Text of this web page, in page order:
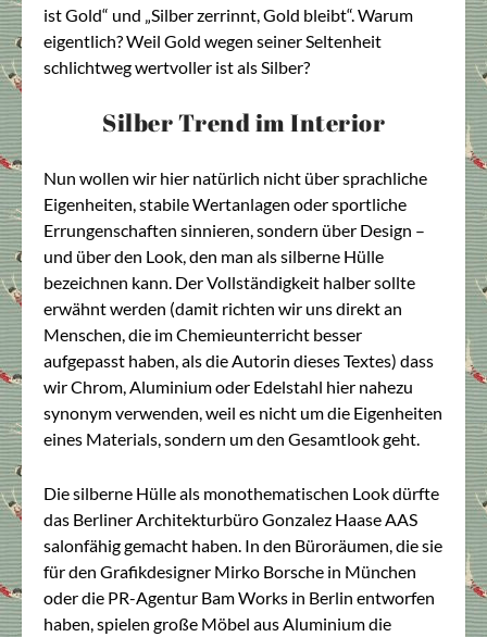
ist Gold“ und „Silber zerrinnt, Gold bleibt“. Warum
eigentlich? Weil Gold wegen seiner Seltenheit
schlichtweg wertvoller ist als Silber?
Silber Trend im Interior
Nun wollen wir hier natürlich nicht über sprachliche
Eigenheiten, stabile Wertanlagen oder sportliche
Errungenschaften sinnieren, sondern über Design –
und über den Look, den man als silberne Hülle
bezeichnen kann. Der Vollständigkeit halber sollte
erwähnt werden (damit richten wir uns direkt an
Menschen, die im Chemieunterricht besser
aufgepasst haben, als die Autorin dieses Textes) dass
wir Chrom, Aluminium oder Edelstahl hier nahezu
synonym verwenden, weil es nicht um die Eigenheiten
eines Materials, sondern um den Gesamtlook geht.
Die silberne Hülle als monothematischen Look dürfte
das Berliner Architekturbüro Gonzalez Haase AAS
salonfähig gemacht haben. In den Büroräumen, die sie
für den Grafikdesigner Mirko Borsche in München
oder die PR-Agentur Bam Works in Berlin entworfen
haben, spielen große Möbel aus Aluminium die